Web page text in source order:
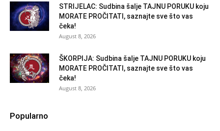
STRIJELAC: Sudbina šalje TAJNU PORUKU koju
MORATE PROČITATI, saznajte sve što vas
čeka!
August 8, 2026
ŠKORPIJA: Sudbina šalje TAJNU PORUKU koju
MORATE PROČITATI, saznajte sve što vas
čeka!
August 8, 2026
Popularno